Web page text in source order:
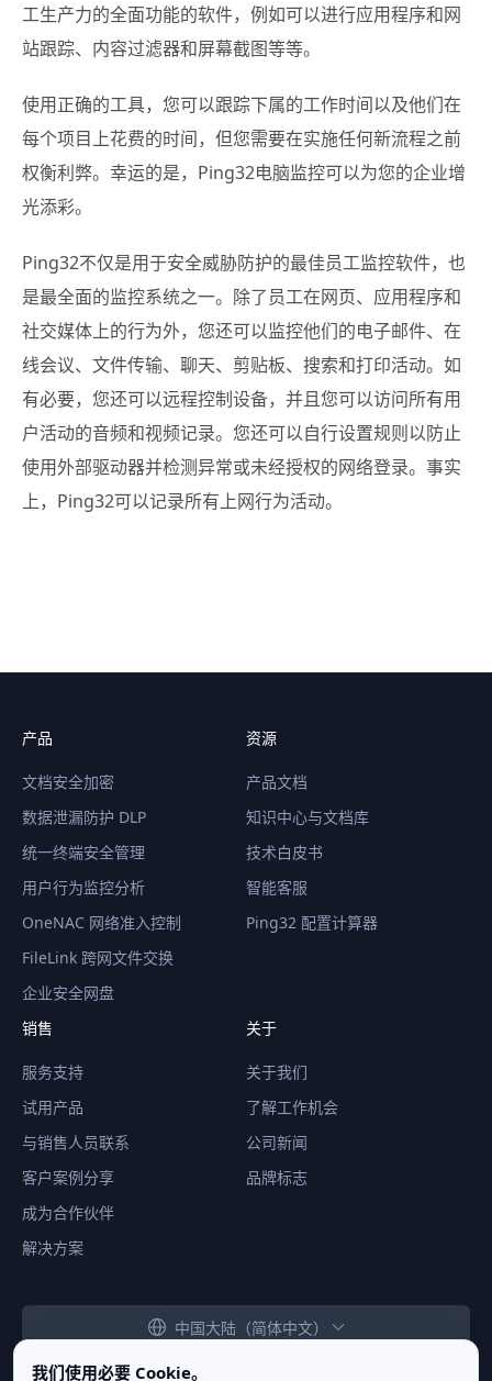
我们使用必要 Cookie。
工生产力的全面功能的软件，例如可以进行应用程序和网
站跟踪、内容过滤器和屏幕截图等等。
使用正确的工具，您可以跟踪下属的工作时间以及他们在
每个项目上花费的时间，但您需要在实施任何新流程之前
权衡利弊。幸运的是，Ping32电脑监控可以为您的企业增
光添彩。
Ping32不仅是用于安全威胁防护的最佳员工监控软件，也
是最全面的监控系统之一。除了员工在网页、应用程序和
社交媒体上的行为外，您还可以监控他们的电子邮件、在
线会议、文件传输、聊天、剪贴板、搜索和打印活动。如
有必要，您还可以远程控制设备，并且您可以访问所有用
户活动的音频和视频记录。您还可以自行设置规则以防止
使用外部驱动器并检测异常或未经授权的网络登录。事实
上，Ping32可以记录所有上网行为活动。
产品
文档安全加密
数据泄漏防护 DLP
统一终端安全管理
用户行为监控分析
OneNAC 网络准入控制
FileLink 跨网文件交换
企业安全网盘
资源
产品文档
知识中心与文档库
技术白皮书
智能客服
Ping32 配置计算器
销售
服务支持
试用产品
与销售人员联系
客户案例分享
成为合作伙伴
解决方案
关于
关于我们
了解工作机会
公司新闻
品牌标志
中国大陆（简体中文）